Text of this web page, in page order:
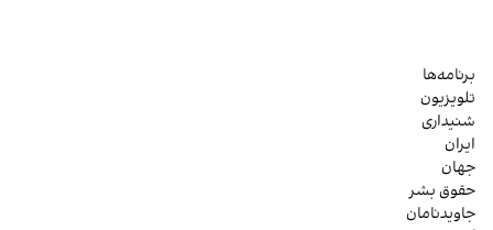
برنامه‌ها
تلویزیون
شنیداری
ایران
جهان
حقوق بشر
جاویدنامان